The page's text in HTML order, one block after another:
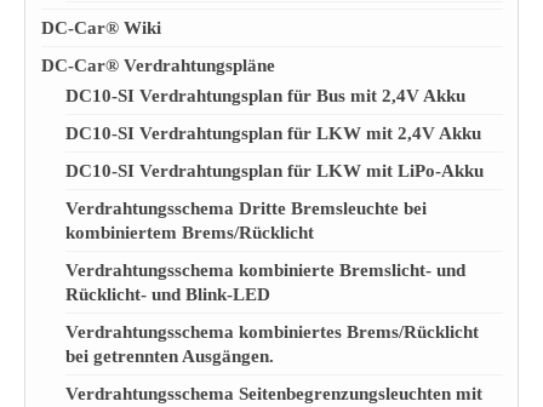
DC-Car® Wiki
DC-Car® Verdrahtungspläne
DC10-SI Verdrahtungsplan für Bus mit 2,4V Akku
DC10-SI Verdrahtungsplan für LKW mit 2,4V Akku
DC10-SI Verdrahtungsplan für LKW mit LiPo-Akku
Verdrahtungsschema Dritte Bremsleuchte bei
kombiniertem Brems/Rücklicht
Verdrahtungsschema kombinierte Bremslicht- und
Rücklicht- und Blink-LED
Verdrahtungsschema kombiniertes Brems/Rücklicht
bei getrennten Ausgängen.
Verdrahtungsschema Seitenbegrenzungsleuchten mit